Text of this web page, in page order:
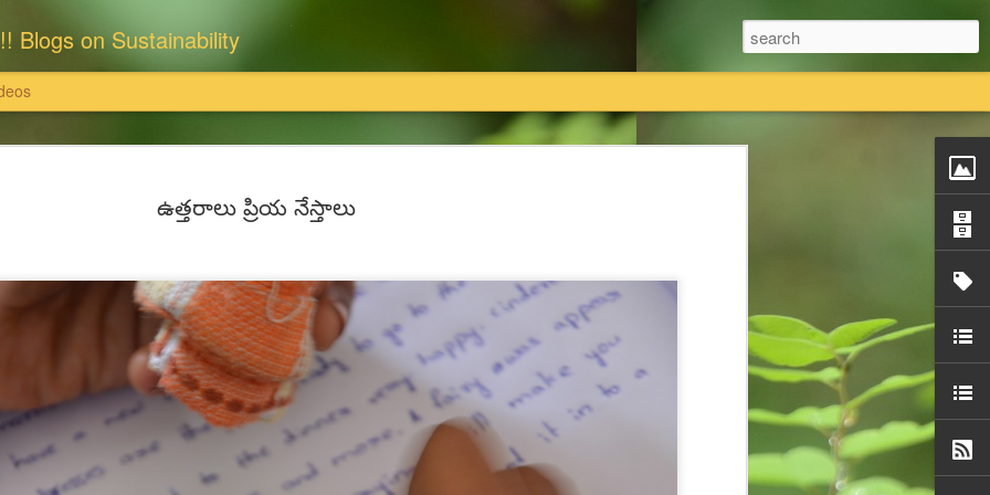
ఉత్తరాలు ప్రియ నేస్తాలు
Blogs on Sustainability
सतसंग सभा
इत्यादि दान स्वरूप स्वीकार नहीं करती
पर राधास्वामी सतसंग सभा का स्वामित्व है
सतसंग सभा पर अनर्गल, भ्रामक, झूठे और
दयालबाग आगरा ने सरकारी व अन्य निजी
भ्रामक, झूठे और तथ्यहीन है। हम
राधास्वामी सतसंग सभा ने समस्त भूमि एवं संपत्तियां विधिक प्रक्रिया का पालन करते हुए कानूनी तौर
सुरक्षित हैं।
यहां यह भी विशेष उल्लेखनीय है कि राधास्वामी सतसंग सभा किसी की भी कोई नि